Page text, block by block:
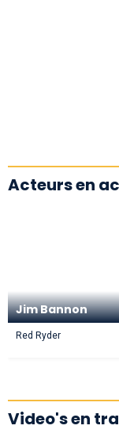
Acteurs en
Jim Bannon
Red Ryder
Video's en